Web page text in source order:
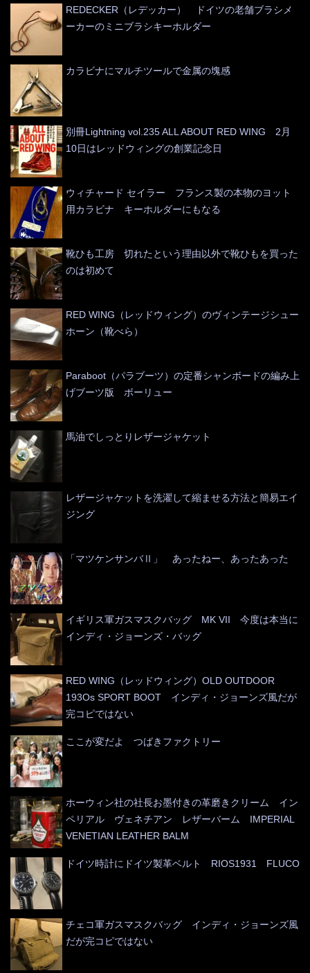
REDECKER（レデッカー） ドイツの老舗ブラシメ
ーカーのミニブラシキーホルダー
カラビナにマルチツールで金属の塊感
別冊Lightning vol.235 ALL ABOUT RED WING 2月
10日はレッドウィングの創業記念日
ウィチャード セイラー フランス製の本物のヨット
用カラビナ キーホルダーにもなる
靴ひも工房 切れたという理由以外で靴ひもを買った
のは初めて
RED WING（レッドウィング）のヴィンテージシュー
ホーン（靴べら）
Paraboot（パラブーツ）の定番シャンボードの編み上
げブーツ版 ボーリュー
馬油でしっとりレザージャケット
レザージャケットを洗濯して縮ませる方法と簡易エイ
ジング
「マツケンサンバⅡ」 あったねー、あったあった
イギリス軍ガスマスクバッグ MK VII 今度は本当に
インディ・ジョーンズ・バッグ
RED WING（レッドウィング）OLD OUTDOOR
193Os SPORT BOOT インディ・ジョーンズ風だが
完コピではない
ここが変だよ つばきファクトリー
ホーウィン社の社長お墨付きの革磨きクリーム イン
ペリアル ヴェネチアン レザーバーム IMPERIAL
VENETIAN LEATHER BALM
ドイツ時計にドイツ製革ベルト RIOS1931 FLUCO
チェコ軍ガスマスクバッグ インディ・ジョーンズ風
だが完コピではない